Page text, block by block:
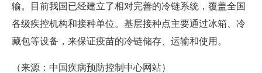
输。目前我国已经建立了相对完善的冷链系统，覆盖全国
各级疾控机构和接种单位。基层接种点主要通过冰箱、冷
藏包等设备，来保证疫苗的冷链储存、运输和使用。
（来源：中国疾病预防控制中心网站）